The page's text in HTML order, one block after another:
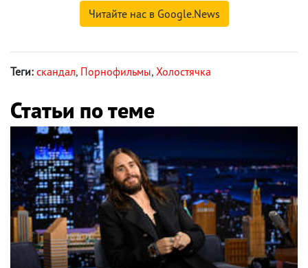
Читайте нас в Google.News
Теги: скандал, Порнофильмы, Холостячка
Статьи по теме